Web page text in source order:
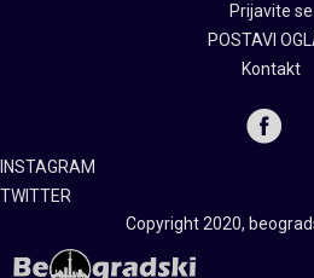
Prijavite se
POSTAVI
Kontakt
INSTAGRAM
TWITTER
Copyright 2020,